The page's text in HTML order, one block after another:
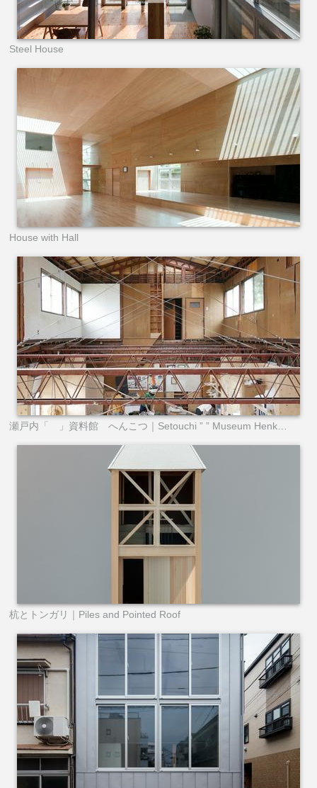
Steel House
House with Hall
瀬戸内「 」資料館 へんこつ｜Setouchi ” ” Museum Henkotsu
杭とトンガリ｜Piles and Pointed Roof